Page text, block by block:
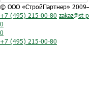
© ООО «СтройПартнер»
+7 (495) 215-00-80 zakaz@st-
0
0
+7 (495) 215-00-80